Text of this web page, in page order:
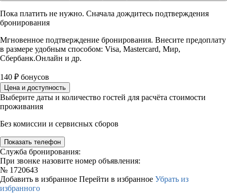
Пока платить не нужно. Сначала дождитесь подтверждения
бронирования
Мгновенное подтверждение бронирования. Внесите предоплату
в размере удобным способом: Visa, Mastercard, Мир,
Сбербанк.Онлайн и др.
140 ₽ бонусов
Цена и доступность
Выберите даты и количество гостей для расчёта стоимости
проживания
Без комиссии и сервисных сборов
Показать телефон
Служба бронирования:
При звонке назовите номер объявления:
№ 1720643
Добавить в избранное Перейти в избранное Убрать из
избранного